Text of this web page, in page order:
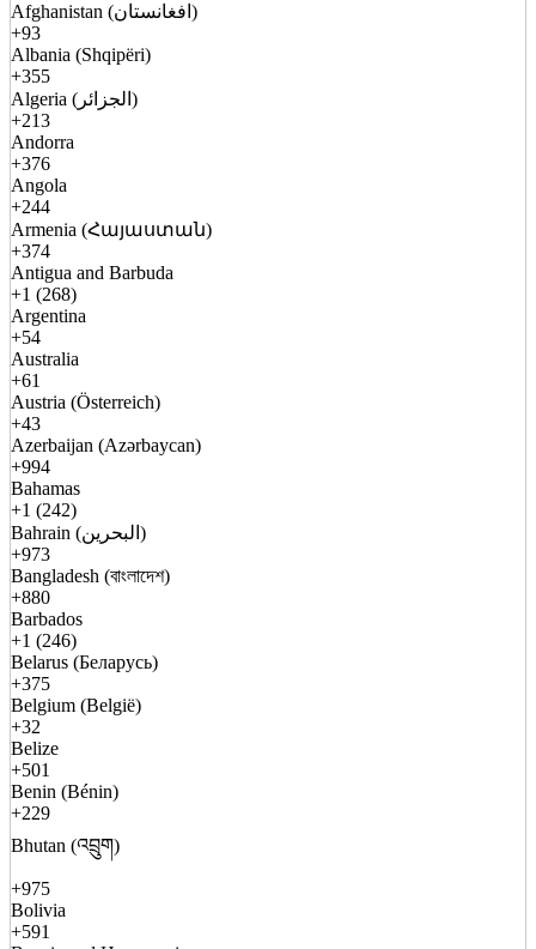
Afghanistan (افغانستان)
+93
Albania (Shqipëri)
+355
Algeria (الجزائر)
+213
Andorra
+376
Angola
+244
Armenia (Հայաստան)
+374
Antigua and Barbuda
+1 (268)
Argentina
+54
Australia
+61
Austria (Österreich)
+43
Azerbaijan (Azərbaycan)
+994
Bahamas
+1 (242)
Bahrain (البحرين)
+973
Bangladesh (বাংলাদেশ)
+880
Barbados
+1 (246)
Belarus (Беларусь)
+375
Belgium (België)
+32
Belize
+501
Benin (Bénin)
+229
Bhutan (འབྲུག)
+975
Bolivia
+591